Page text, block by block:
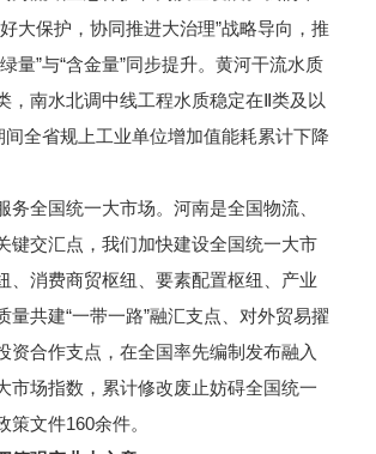
大保护，协同推进大治理”战略导向，推
量”与“含金量”同步提升。黄河干流水质
，南水北调中线工程水质稳定在Ⅱ类及以
间全省规上工业单位增加值能耗累计下降
全国统一大市场。河南是全国物流、
键交汇点，我们加快建设全国统一大市
、消费商贸枢纽、要素配置枢纽、产业
量共建“一带一路”融汇支点、对外贸易擢
资合作支点，在全国率先编制发布融入
市场指数，累计修改废止妨碍全国统一
策文件160余件。